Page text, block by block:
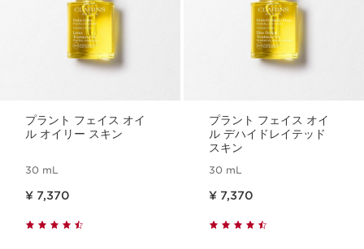
プラント フェイス オイ
ル オイリー スキン
30 mL
¥ 7,370
プラント フェイス オイ
ル デハイドレイテッド
スキン
30 mL
¥ 7,370